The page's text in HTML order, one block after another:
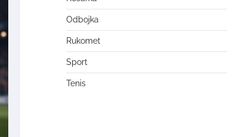
Odbojka
Rukomet
Sport
Tenis